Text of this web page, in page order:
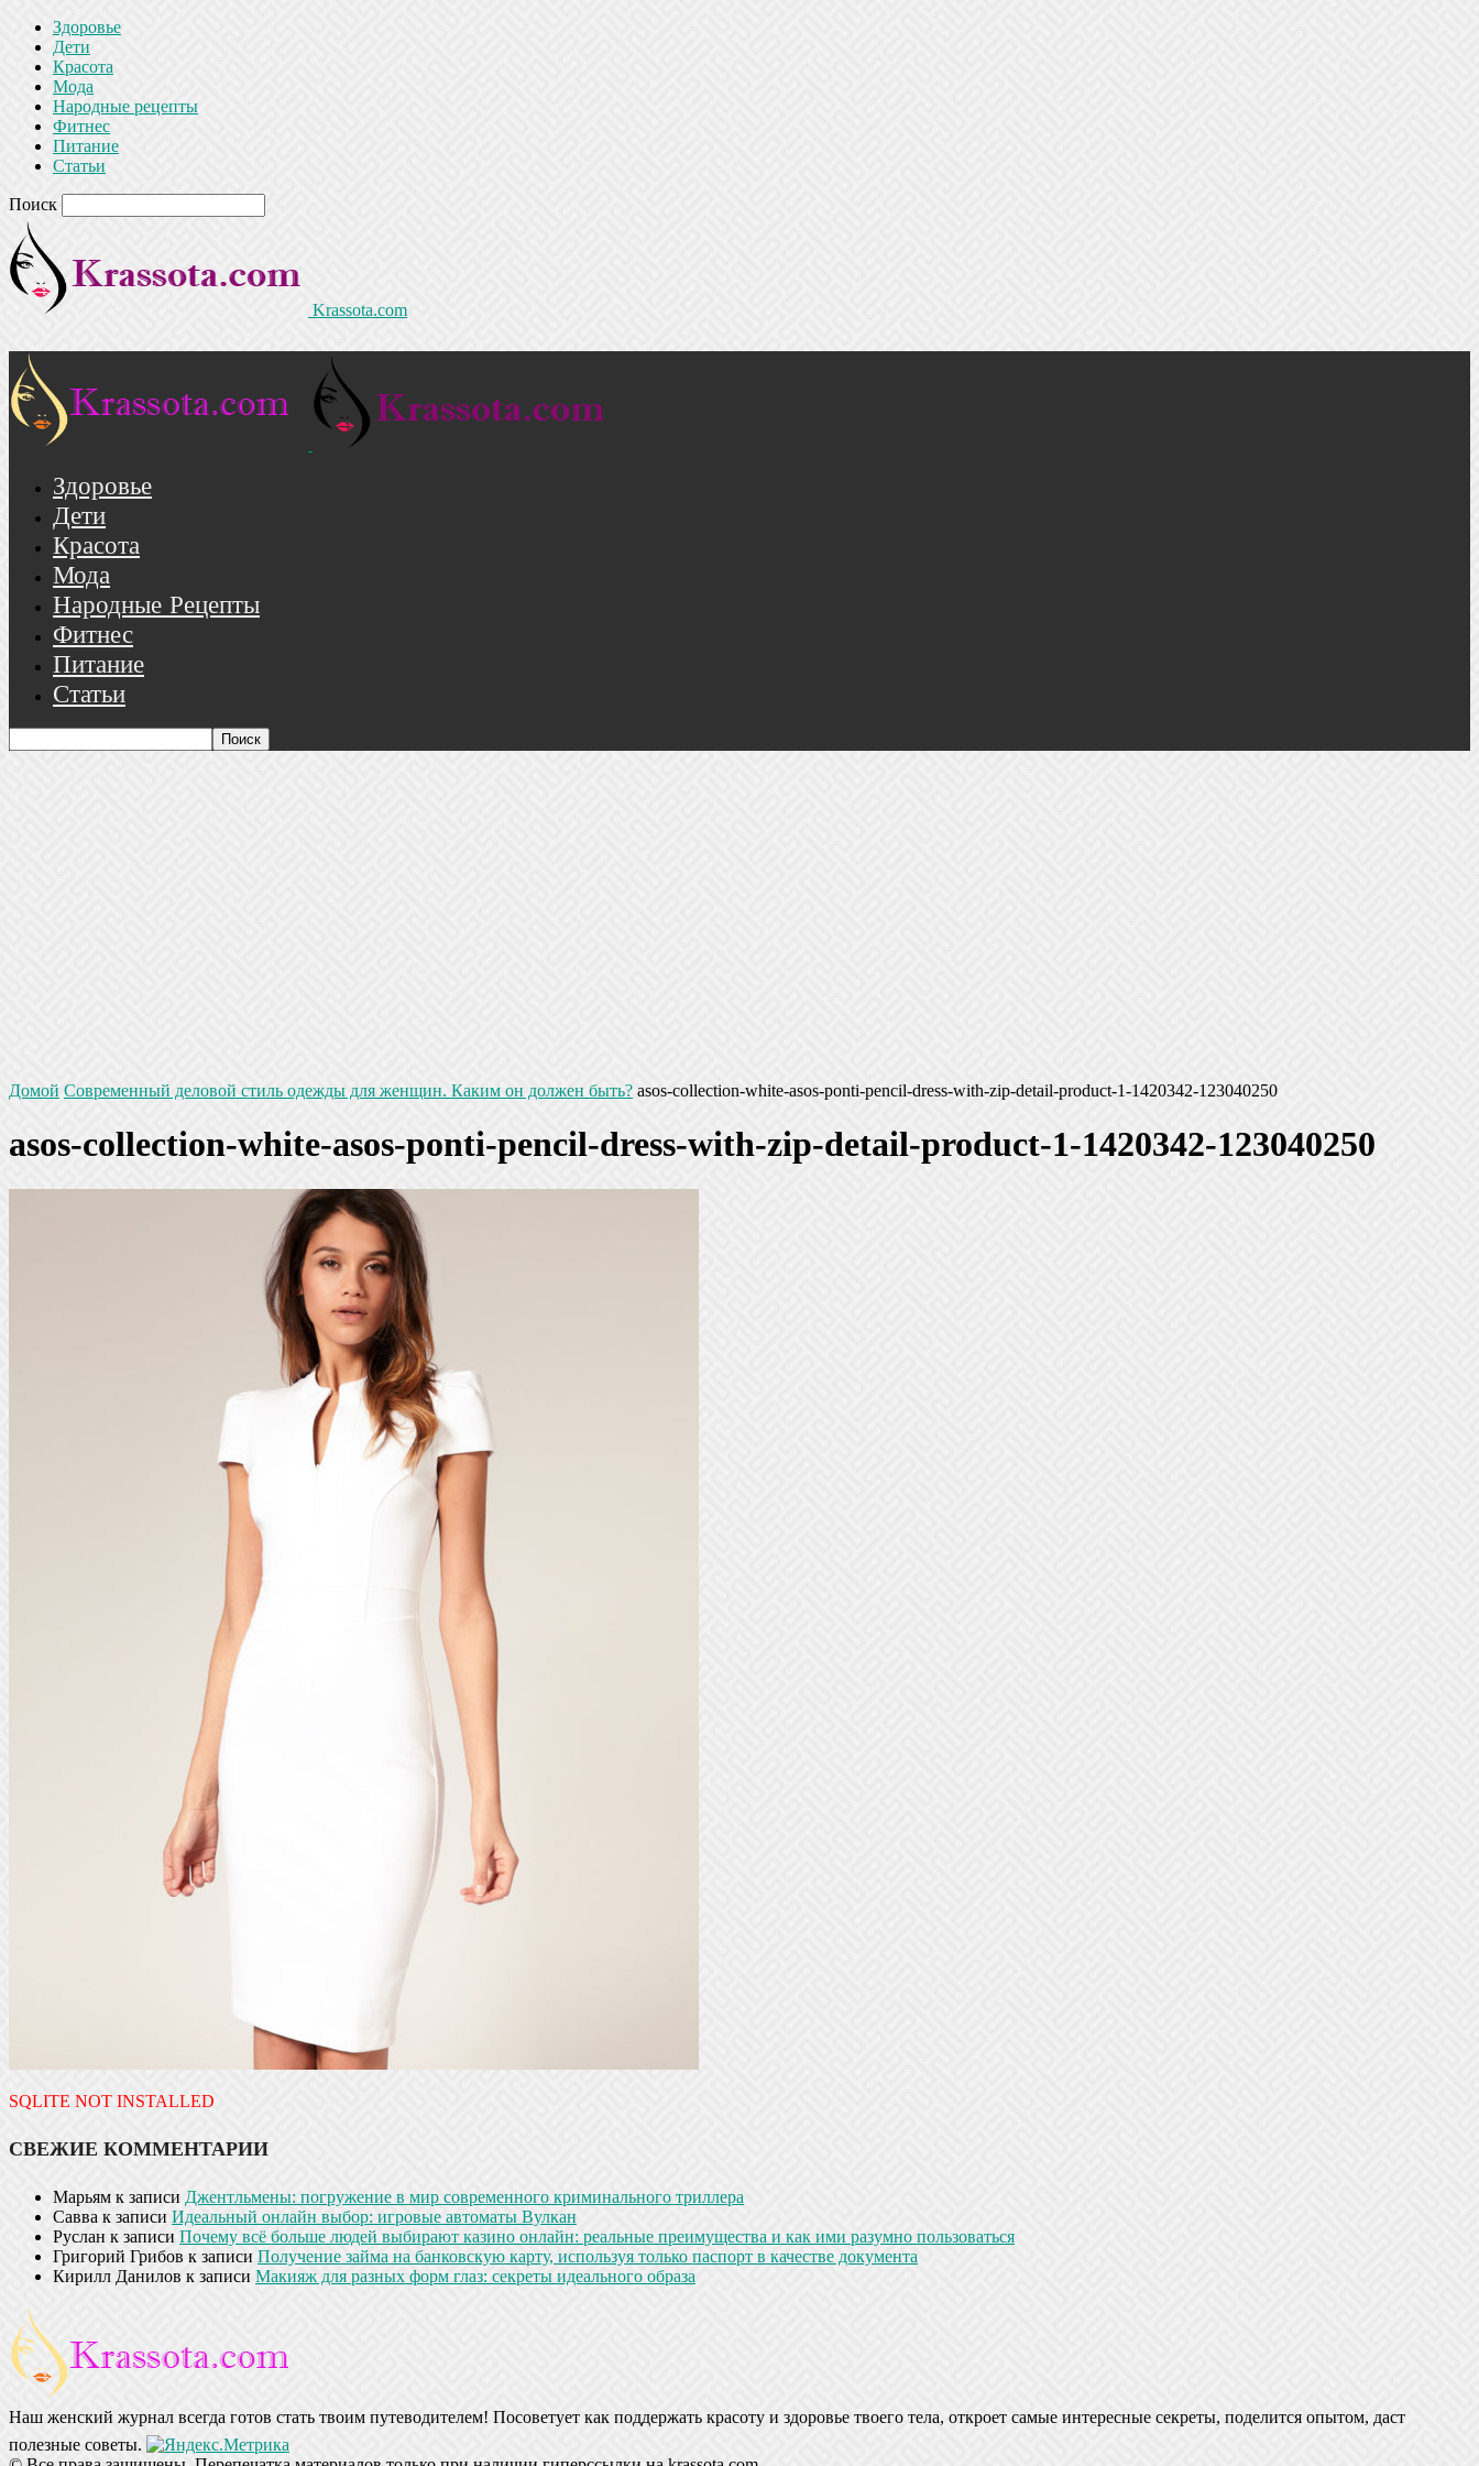
Здоровье
Дети
Красота
Мода
Народные рецепты
Фитнес
Питание
Статьи
Поиск
Krassota.com
Здоровье
Дети
Красота
Мода
Народные Рецепты
Фитнес
Питание
Статьи
Домой Современный деловой стиль одежды для женщин. Каким он должен быть? asos-collection-white-asos-ponti-pencil-dress-with-zip-detail-product-1-1420342-123040250
asos-collection-white-asos-ponti-pencil-dress-with-zip-detail-product-1-1420342-123040250
SQLITE NOT INSTALLED
СВЕЖИЕ КОММЕНТАРИИ
Марьям к записи Джентльмены: погружение в мир современного криминального триллера
Савва к записи Идеальный онлайн выбор: игровые автоматы Вулкан
Руслан к записи Почему всё больше людей выбирают казино онлайн: реальные преимущества и как ими разумно пользоваться
Григорий Грибов к записи Получение займа на банковскую карту, используя только паспорт в качестве документа
Кирилл Данилов к записи Макияж для разных форм глаз: секреты идеального образа
Наш женский журнал всегда готов стать твоим путеводителем! Посоветует как поддержать красоту и здоровье твоего тела, откроет самые интересные секреты, поделится опытом, даст
полезные советы.